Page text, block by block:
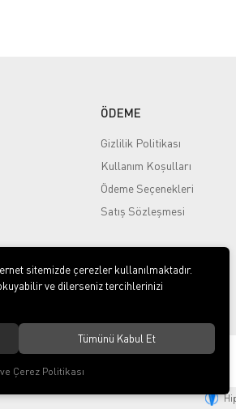
ÖDEME
Gizlilik Politikası
Kullanım Koşulları
Ödeme Seçenekleri
Satış Sözleşmesi
ve Dış Ticaret Gıda Sanayi Limited
hakları saklıdır.
sitemizde çerezler kullanılmaktadır.
ve dilerseniz tercihlerinizi
Tümünü Kabul Et
Çerez Politikası